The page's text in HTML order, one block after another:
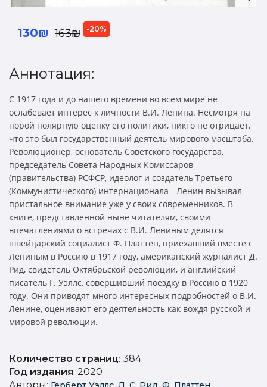
130₪ 163₪ -20%
Аннотация:
С 1917 года и до нашего времени во всем мире не
ослабевает интерес к личности В.И. Ленина. Несмотря на
порой полярную оценку его политики, никто не отрицает,
что это был государственный деятель мирового масштаба.
Революционер, основатель Советского государства,
председатель Совета Народных Комиссаров
(правительства) РСФСР, идеолог и создатель Третьего
(Коммунистического) интернационала - Ленин вызывал
пристальное внимание уже у своих современников. В
книге, представленной ныне читателям, своими
впечатлениями о встречах с В.И. Лениным делятся
швейцарский социалист Ф. Платтен, приехавший вместе с
Лениным в Россию в 1917 году, американский журналист Д.
Рид, свидетель Октябрьской революции, и английский
писатель Г. Уэллс, совершивший поездку в Россию в 1920
году. Они приводят много интересных подробностей о В.И.
Ленине, оценивают его деятельность как вождя русской и
мировой революции.
Количество страниц: 384
Год издания: 2020